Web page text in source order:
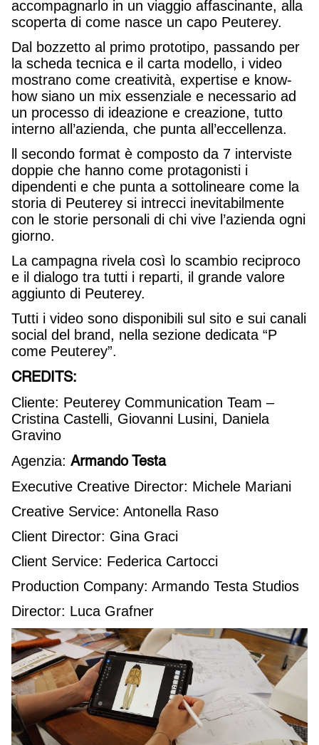
accompagnarlo in un viaggio affascinante, alla
scoperta di come nasce un capo Peuterey.
Dal bozzetto al primo prototipo, passando per
la scheda tecnica e il carta modello, i video
mostrano come creatività, expertise e know-
how siano un mix essenziale e necessario ad
un processo di ideazione e creazione, tutto
interno all’azienda, che punta all’eccellenza.
ll secondo format è composto da 7 interviste
doppie che hanno come protagonisti i
dipendenti e che punta a sottolineare come la
storia di Peuterey si intrecci inevitabilmente
con le storie personali di chi vive l’azienda ogni
giorno.
La campagna rivela così lo scambio reciproco
e il dialogo tra tutti i reparti, il grande valore
aggiunto di Peuterey.
Tutti i video sono disponibili sul sito e sui canali
social del brand, nella sezione dedicata “P
come Peuterey”.
CREDITS:
Cliente: Peuterey Communication Team –
Cristina Castelli, Giovanni Lusini, Daniela
Gravino
Agenzia: Armando Testa
Executive Creative Director: Michele Mariani
Creative Service: Antonella Raso
Client Director: Gina Graci
Client Service: Federica Cartocci
Production Company: Armando Testa Studios
Director: Luca Grafner